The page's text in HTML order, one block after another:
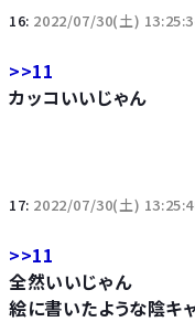
16: 2022/07/30(土)
>>11
カッコいいじゃん
17: 2022/07/30(土)
>>11
全然いいじゃん
絵に書いたような陰キ